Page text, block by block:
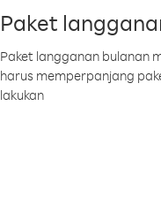
Paket
Paket langganan bulanan
harus memperpanjang
lakukan